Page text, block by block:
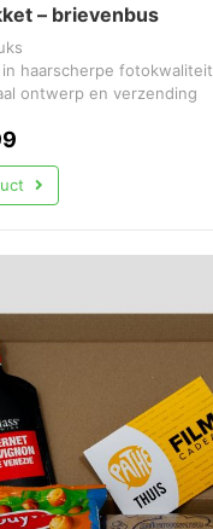
– brievenbus
haarscherpe fotokwaliteit
ontwerp en verzending